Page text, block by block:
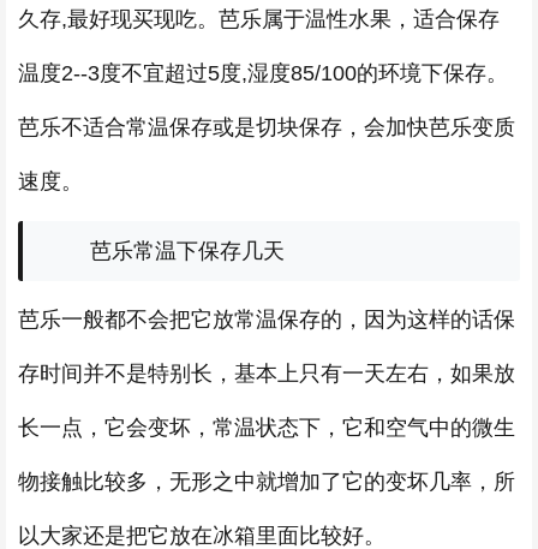
久存,最好现买现吃。芭乐属于温性水果，适合保存
温度2--3度不宜超过5度,湿度85/100的环境下保存。
芭乐不适合常温保存或是切块保存，会加快芭乐变质
速度。
芭乐常温下保存几天
芭乐一般都不会把它放常温保存的，因为这样的话保
存时间并不是特别长，基本上只有一天左右，如果放
长一点，它会变坏，常温状态下，它和空气中的微生
物接触比较多，无形之中就增加了它的变坏几率，所
以大家还是把它放在冰箱里面比较好。